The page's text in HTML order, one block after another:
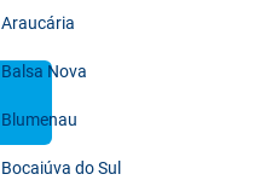
Araucária
Balsa Nova
Blumenau
Bocaiúva do Sul